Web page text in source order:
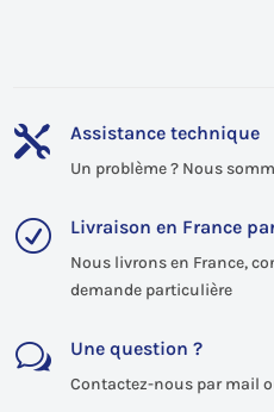
 Assistance technique
Un problème ? Nous
R Livraison en France
Nous livrons en France,
demande particulière
w Une question ?
Contactez-nous par mail